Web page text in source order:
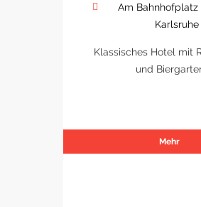
Am Bahnhofplatz
Karlsruhe
Klassisches Hotel mit
und
Mehr